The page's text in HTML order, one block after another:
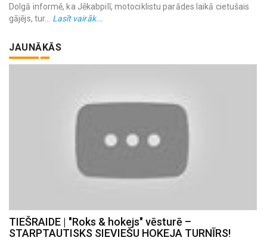
Dolgā informē, ka Jēkabpilī, motociklistu parādes laikā cietušais
gājējs, tur... Lasīt vairāk...
JAUNĀKĀS
TIEŠRAIDE | "Roks & hokejs" vēsturē –
STARPTAUTISKS SIEVIEŠU HOKEJA TURNĪRS!